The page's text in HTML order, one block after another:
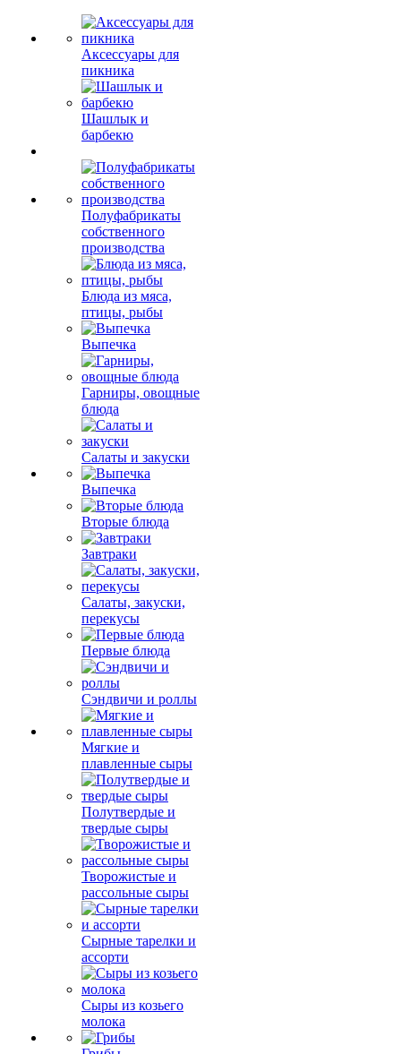
Аксессуары для
пикника
Шашлык и
барбекю
Полуфабрикаты
собственного
производства
Блюда из мяса,
птицы, рыбы
Выпечка
Гарниры, овощные
блюда
Салаты и закуски
Выпечка
Вторые блюда
Завтраки
Салаты, закуски,
перекусы
Первые блюда
Сэндвичи и роллы
Мягкие и
плавленные сыры
Полутвердые и
твердые сыры
Творожистые и
рассольные сыры
Сырные тарелки и
ассорти
Сыры из козьего
молока